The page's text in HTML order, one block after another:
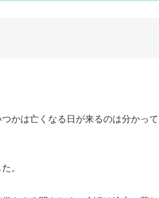
かは亡くなる日が来るのは分かって
。